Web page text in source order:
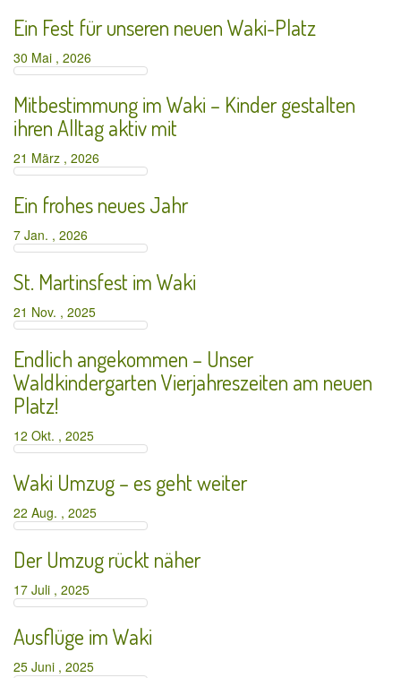
Ein Fest für unseren neuen Waki-Platz
30 Mai , 2026
Mitbestimmung im Waki – Kinder gestalten
ihren Alltag aktiv mit
21 März , 2026
Ein frohes neues Jahr
7 Jan. , 2026
St. Martinsfest im Waki
21 Nov. , 2025
Endlich angekommen – Unser
Waldkindergarten Vierjahreszeiten am neuen
Platz!
12 Okt. , 2025
Waki Umzug – es geht weiter
22 Aug. , 2025
Der Umzug rückt näher
17 Juli , 2025
Ausflüge im Waki
25 Juni , 2025